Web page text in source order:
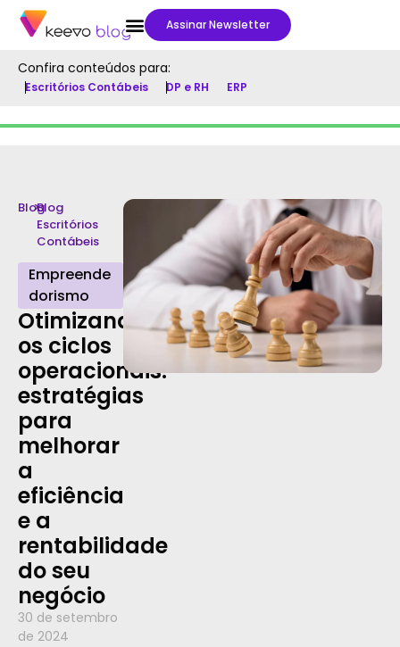
Assinar Newsletter
Confira conteúdos para:
Escritórios Contábeis DP e RH ERP
Blog
>Blog
Escritórios
Contábeis
Empreende
dorismo
Otimizando
os ciclos
operacionais:
estratégias
para
melhorar
a
eficiência
e a
rentabilidade
do seu
negócio
30 de setembro
de 2024